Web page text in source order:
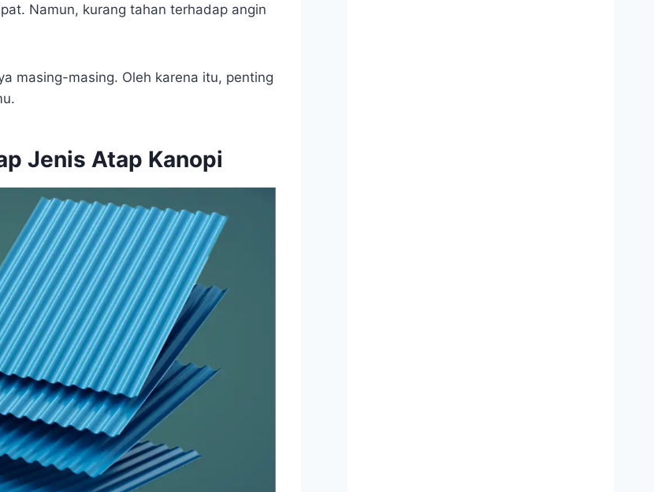
Namun, kurang tahan terhadap angin
masing-masing. Oleh karena itu, penting
Jenis Atap Kanopi